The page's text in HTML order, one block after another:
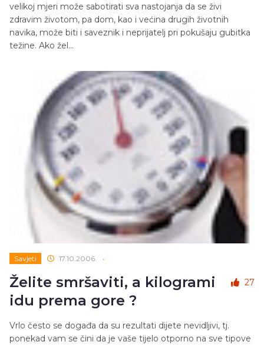
velikoj mjeri može sabotirati sva nastojanja da se živi
zdravim životom, pa dom, kao i većina drugih životnih
navika, može biti i saveznik i neprijatelj pri pokušaju gubitka
težine. Ako žel...
Savjeti 17.10.2006. •
Želite smršaviti, a kilogrami
idu prema gore ?
27
Vrlo često se događa da su rezultati dijete nevidljivi, tj.
ponekad vam se čini da je vaše tijelo otporno na sve tipove